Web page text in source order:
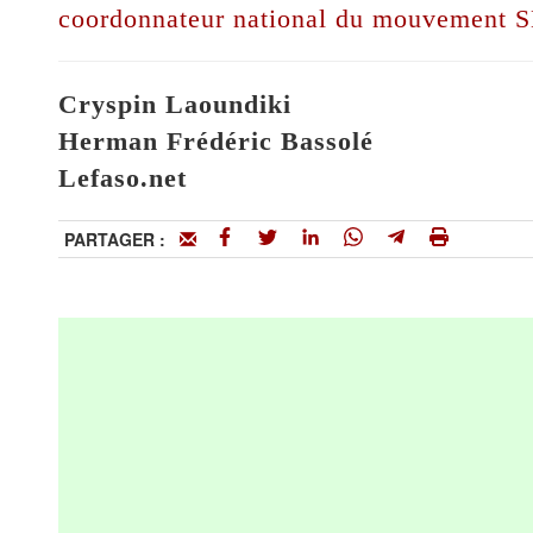
coordonnateur national du mouvement
Cryspin Laoundiki
Herman Frédéric Bassolé
Lefaso.net
PARTAGER :